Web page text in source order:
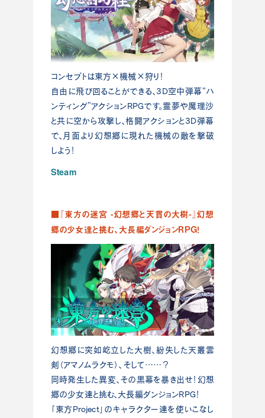
コンセプトは東方×機械×狩り！
自由に飛び回ることができる、3D空中弾幕“ハ
ンティング”アクションRPGです。霊夢や魔理沙
と共に空から攻撃し、格闘アクションと3D弾幕
で、月面より幻想郷に現れた機械の敵を撃破
しよう！
Steam
■『東方の迷宮 -幻想郷と天貫の大樹-』幻想
郷の少女達と挑む、大長編ダンジョンRPG！
幻想郷に突如屹立した大樹、紛失した天叢雲
剣（アマノムラクモ）、そして……？
同時発生した異変、その黒幕を暴き出せ！幻想
郷の少女達と挑む、大長編ダンジョンRPG！
「東方Project」のキャラクター達を使いこなし